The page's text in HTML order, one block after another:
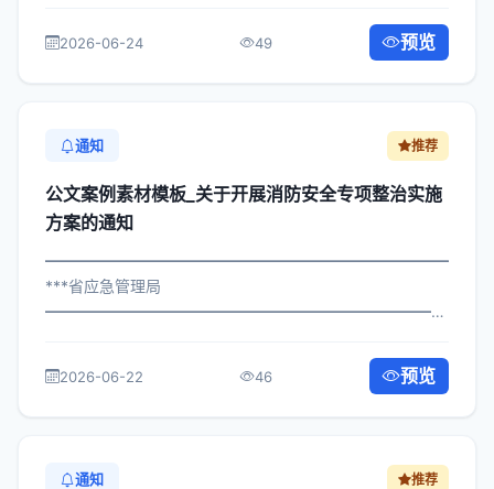
部门、各直属机构： 为深入贯彻落实习...
2026-06-24 49 预览
通知 推荐
公文案例素材模板_关于开展消防安全专项整治实施
方案的通知
***省应急管理局
门、各直属机构： 为深入贯彻落实...
2026-06-22 46 预览
通知 推荐